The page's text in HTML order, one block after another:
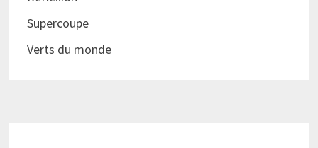
Supercoupe
Verts du monde